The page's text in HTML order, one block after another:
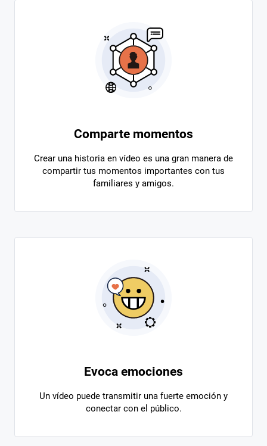
Comparte momentos
Crear una historia en vídeo es una gran manera de
compartir tus momentos importantes con tus
familiares y amigos.
Evoca emociones
Un vídeo puede transmitir una fuerte emoción y
conectar con el público.